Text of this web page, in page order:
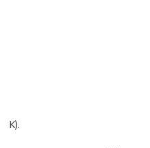
К).